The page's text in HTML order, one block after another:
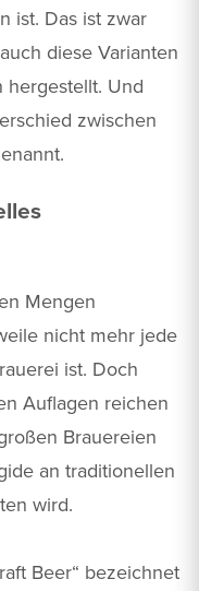
ist. Das ist zwar
diese Varianten
Und
zwischen
Mengen
nicht mehr jede
ist. Doch
Auflagen reichen
Brauereien
an traditionellen
wird.
Beer“ bezeichnet